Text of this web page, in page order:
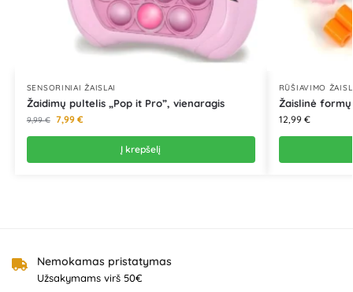
SENSORINIAI ŽAISLAI
Žaidimų pultelis „Pop it Pro”, vienaragis
9,99€ 7,99 €
Į krepšelį
RŪŠIAVIMO
Žaislinė
12,99 €
Nemokamas pristatymas
Užsakymams virš 50€